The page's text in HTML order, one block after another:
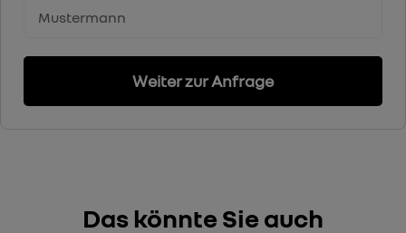
Weiter zur Anfrage
Das könnte Sie auch